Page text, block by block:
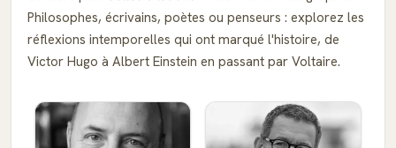
Philosophes, écrivains, poètes ou penseurs : explorez les
réflexions intemporelles qui ont marqué l'histoire, de
Victor Hugo à Albert Einstein en passant par Voltaire.